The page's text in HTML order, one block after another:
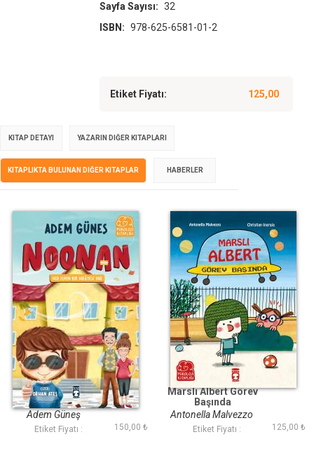
Sayfa Sayısı: 32
ISBN: 978-625-6581-01-2
Etiket Fiyatı: 125,00
KITAP DETAYI YAZARIN DIĞER KITAPLARI
KITAPLIKTA BULUNAN DIĞER KITAPLAR HABERLER
Noonan
Adem Güneş
Etiket Fiyatı : 150,00 ₺
Marslı Albert Görev
Başında
Antonella Malvezzo
Etiket Fiyatı : 125,00 ₺